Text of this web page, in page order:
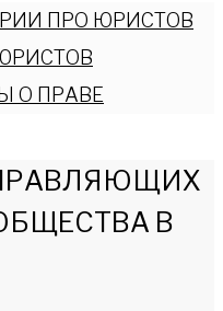
ПРО ЮРИСТОВ
О ПРАВЕ
В